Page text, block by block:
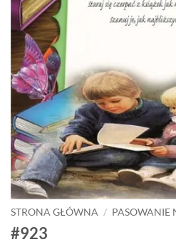
STRONA GŁÓWNA / PASOWANIE
#923